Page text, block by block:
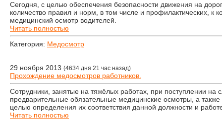
Сегодня, с целью обеспечения безопасности движения на
количество правил и норм, в том числе и профилактических, к
медицинский осмотр водителей.
Читать полностью
Категория: Медосмотр
29 ноября 2013 (4634 дня 21 час назад)
Прохождение медосмотров работников.
Сотрудники, занятые на тяжёлых работах, при поступлении на
предварительные обязательные медицинские осмотры, а
целью определения их соответствия данной должности и
Читать полностью